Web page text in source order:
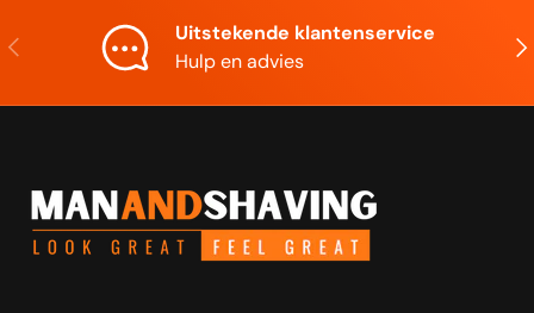
Vorige
Uitstekende klantenservice
Hulp en advies